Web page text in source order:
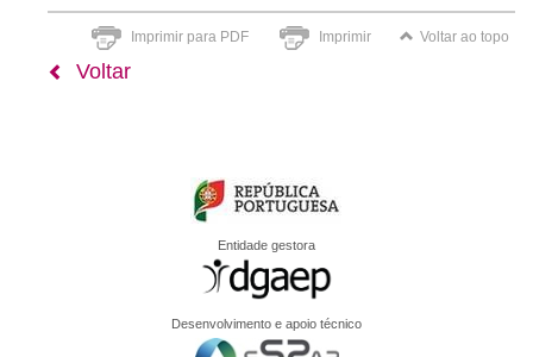
Imprimir para PDF Imprimir Voltar ao topo
Voltar
Entidade gestora
Desenvolvimento e apoio técnico